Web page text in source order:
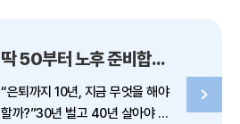
딱 50부터 노후 준비합시다
“은퇴까지 10년, 지금 무엇을 해야
할까?”30년 벌고 40년 살아야 하